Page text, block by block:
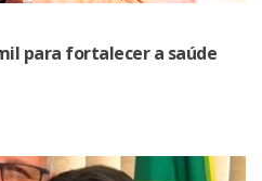
para fortalecer a saúde